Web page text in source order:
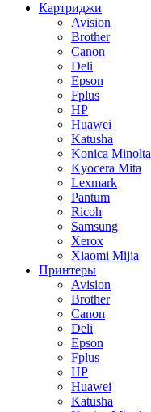
Картриджи
Avision
Brother
Canon
Deli
Epson
Fplus
HP
Huawei
Katusha
Konica Minolta
Kyocera Mita
Lexmark
Pantum
Ricoh
Samsung
Xerox
Xiaomi Mijia
Принтеры
Avision
Brother
Canon
Deli
Epson
Fplus
HP
Huawei
Katusha